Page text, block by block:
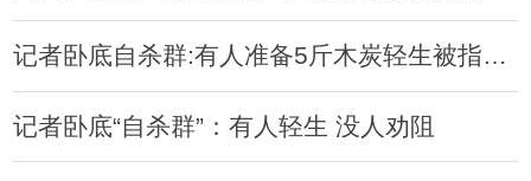
记者卧底自杀群:有人准备5斤木炭轻生被指不够
记者卧底“自杀群”：有人轻生 没人劝阻